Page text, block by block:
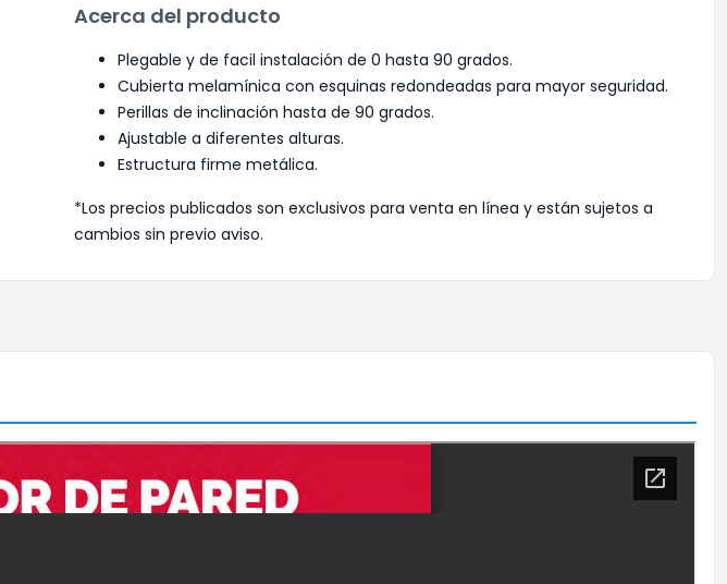
Acerca del producto
Plegable y de facil instalación de 0 hasta 90 grados.
Cubierta melamínica con esquinas redondeadas para mayor seguridad.
Perillas de inclinación hasta de 90 grados.
Ajustable a diferentes alturas.
Estructura firme metálica.
*Los precios publicados son exclusivos para venta en línea y están sujetos a
cambios sin previo aviso.